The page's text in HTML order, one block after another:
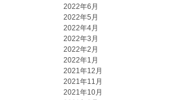
2022年6月
2022年5月
2022年4月
2022年3月
2022年2月
2022年1月
2021年12月
2021年11月
2021年10月